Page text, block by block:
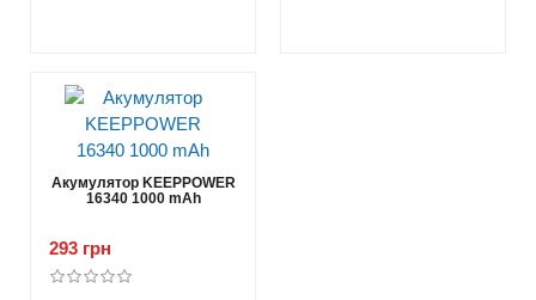
Акумулятор KEEPPOWER
16340 1000 mAh
293 грн